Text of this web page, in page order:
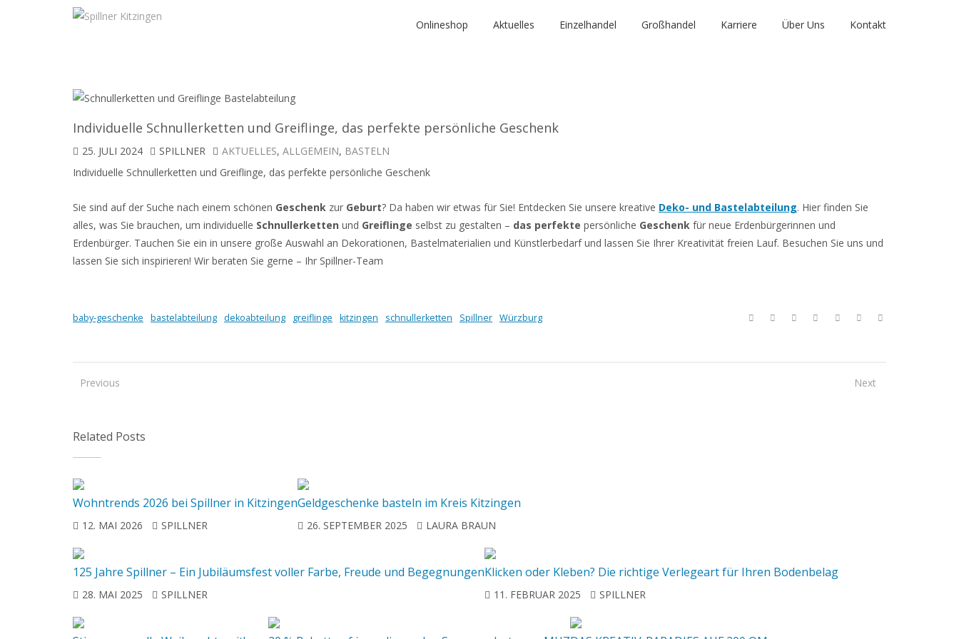
Onlineshop Aktuelles Einzelhandel Großhandel Karriere Über Uns Kontakt
Individuelle Schnullerketten und Greiflinge, das perfekte persönliche Geschenk
25. JULI 2024 SPILLNER AKTUELLES, ALLGEMEIN, BASTELN
Individuelle Schnullerketten und Greiflinge, das perfekte persönliche Geschenk
Sie sind auf der Suche nach einem schönen Geschenk zur Geburt? Da haben wir etwas für Sie! Entdecken Sie unsere kreative Deko- und Bastelabteilung. Hier finden Sie
alles, was Sie brauchen, um individuelle Schnullerketten und Greiflinge selbst zu gestalten – das perfekte persönliche Geschenk für neue Erdenbürgerinnen und
Erdenbürger. Tauchen Sie ein in unsere große Auswahl an Dekorationen, Bastelmaterialien und Künstlerbedarf und lassen Sie Ihrer Kreativität freien Lauf. Besuchen Sie uns und
lassen Sie sich inspirieren! Wir beraten Sie gerne – Ihr Spillner-Team
baby-geschenke bastelabteilung dekoabteilung greiflinge kitzingen schnullerketten Spillner Würzburg
Previous Next
Related Posts
Wohntrends 2026 bei Spillner in Kitzingen
12. MAI 2026 SPILLNER
Geldgeschenke basteln im Kreis Kitzingen
26. SEPTEMBER 2025 LAURA BRAUN
125 Jahre Spillner – Ein Jubiläumsfest voller Farbe, Freude und Begegnungen
28. MAI 2025 SPILLNER
Klicken oder Kleben? Die richtige Verlegeart für Ihren Bodenbelag
11. FEBRUAR 2025 SPILLNER